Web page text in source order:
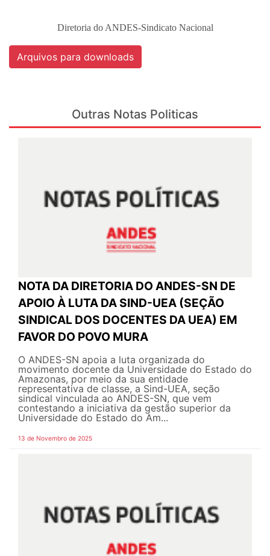
Diretoria do ANDES-Sindicato Nacional
Arquivos para downloads
Outras Notas Politicas
NOTA DA DIRETORIA DO ANDES-SN DE
APOIO À LUTA DA SIND-UEA (SEÇÃO
SINDICAL DOS DOCENTES DA UEA) EM
FAVOR DO POVO MURA
O ANDES-SN apoia a luta organizada do
movimento docente da Universidade do Estado do
Amazonas, por meio da sua entidade
representativa de classe, a Sind-UEA, seção
sindical vinculada ao ANDES-SN, que vem
contestando a iniciativa da gestão superior da
Universidade do Estado do Am...
13 de Novembro de 2025